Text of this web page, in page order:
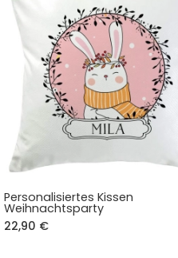
Personalisiertes Kissen
Weihnachtsparty
22,90 €